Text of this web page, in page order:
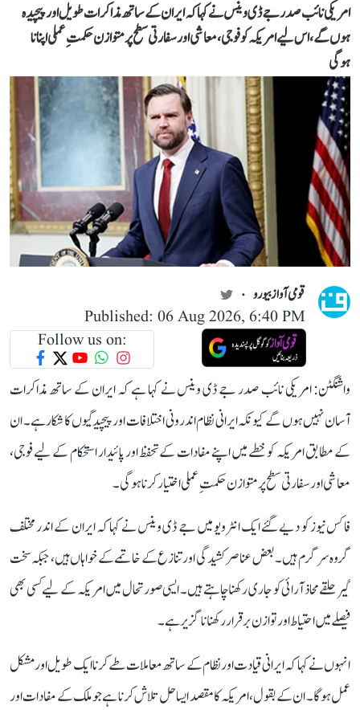
امریکی نائب صدر جے ڈی وینس نے کہا کہ ایران کے ساتھ مذاکرات طویل اور پیچیدہ
ہوں گے، اس لیے امریکہ کو فوجی، معاشی اور سفارتی سطح پر متوازن حکمتِ عملی اپنانا
ہوگی
قومی آواز بیورو
Published: 06 Aug 2026, 6:40 PM
Follow us on:
واشنگٹن: امریکی نائب صدر جے ڈی وینس نے کہا ہے کہ ایران کے ساتھ مذاکرات
آسان نہیں ہوں گے کیونکہ ایرانی نظام اندرونی اختلافات اور پیچیدگیوں کا شکار ہے۔ ان
کے مطابق امریکہ کو خطے میں اپنے مفادات کے تحفظ اور پائیدار استحکام کے لیے فوجی،
معاشی اور سفارتی سطح پر متوازن حکمتِ عملی اختیار کرنا ہوگی۔
فاکس نیوز کو دیے گئے ایک انٹرویو میں جے ڈی وینس نے کہا کہ ایران کے اندر مختلف
گروہ سرگرم ہیں۔ بعض عناصر کشیدگی اور تنازع کے خاتمے کے خواہاں ہیں، جبکہ سخت
گیر حلقے محاذ آرائی کو جاری رکھنا چاہتے ہیں۔ ایسی صورتحال میں امریکہ کے لیے کسی بھی
فیصلے میں احتیاط اور توازن برقرار رکھنا ناگزیر ہے۔
انہوں نے کہا کہ ایرانی قیادت اور نظام کے ساتھ معاملات طے کرنا ایک طویل اور مشکل
عمل ہوگا۔ ان کے بقول، امریکہ کا مقصد ایسا حل تلاش کرنا ہے جو ملک کے مفادات اور